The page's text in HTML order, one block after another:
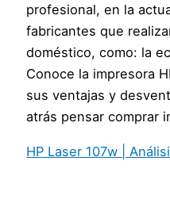
profesional, en la
fabricantes que
doméstico, como: la
Conoce la impresora
sus ventajas y
atrás pensar comprar
HP Laser 107w |